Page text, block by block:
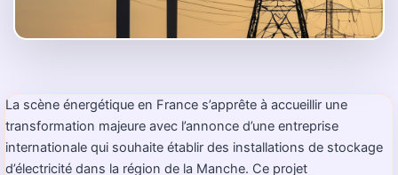
La scène énergétique en France s’apprête à accueillir une
transformation majeure avec l’annonce d’une entreprise
internationale qui souhaite établir des installations de stockage
d’électricité dans la région de la Manche. Ce projet